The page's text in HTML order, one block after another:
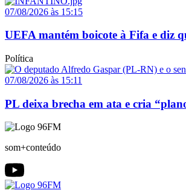
07/08/2026 às 15:15
UEFA mantém boicote à Fifa e diz
Política
07/08/2026 às 15:11
PL deixa brecha em ata e cria
som+conteúdo